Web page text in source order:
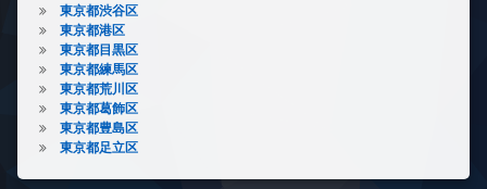
東京都渋谷区
東京都港区
東京都目黒区
東京都練馬区
東京都荒川区
東京都葛飾区
東京都豊島区
東京都足立区